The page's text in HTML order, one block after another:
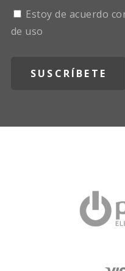
Estoy de acuerdo
de uso